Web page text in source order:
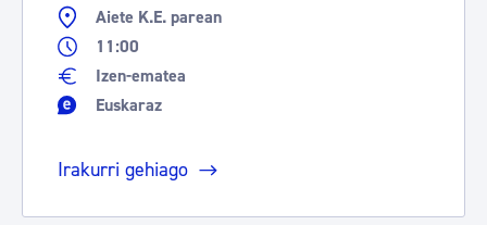
Aiete K.E. parean
11:00
Izen-ematea
Euskaraz
Irakurri gehiago